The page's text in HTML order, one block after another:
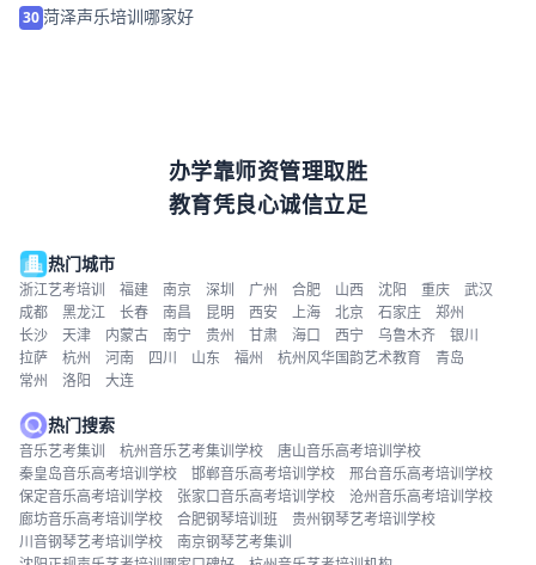
30菏泽声乐培训哪家好
办学靠师资管理取胜
教育凭良心诚信立足
热门城市
浙江艺考培训 福建 南京 深圳 广州 合肥 山西 沈阳 重庆
武汉
成都
黑龙江 长春 南昌 昆明 西安 上海 北京 石家庄
郑州
长沙
天津 内蒙古 南宁 贵州 甘肃 海口 西宁 乌鲁木齐
银川
拉萨
杭州 河南 四川 山东 福州 杭州风华国韵艺术教育
青岛
常州
洛阳 大连
热门搜索
音乐艺考集训 杭州音乐艺考集训学校
唐山音乐高考培训学校
秦皇岛音乐高考培训学校
邯郸音乐高考培训学校
邢台音乐高考培训学校
保定音乐高考培训学校
张家口音乐高考培训学校
沧州音乐高考培训学校
廊坊音乐高考培训学校
合肥钢琴培训班
贵州钢琴艺考培训学校
川音钢琴艺考培训学校
南京钢琴艺考集训